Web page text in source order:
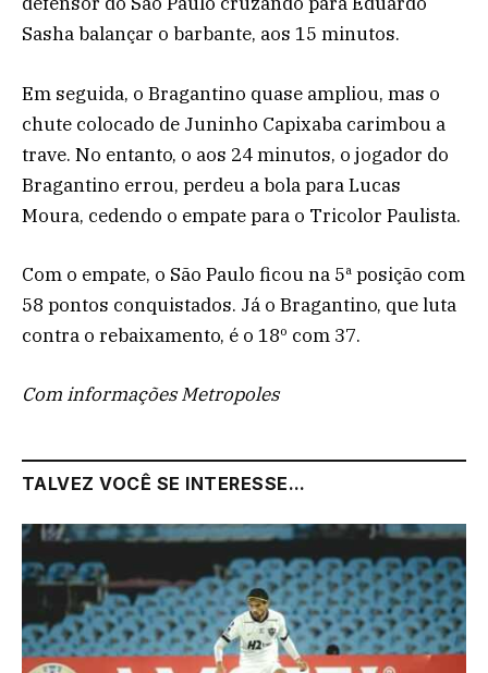
Sasha balançar o barbante, aos 15 minutos.
Em seguida, o Bragantino quase ampliou, mas o
chute colocado de Juninho Capixaba carimbou a
trave. No entanto, o aos 24 minutos, o jogador do
Bragantino errou, perdeu a bola para Lucas
Moura, cedendo o empate para o Tricolor Paulista.
Com o empate, o São Paulo ficou na 5ª posição com
58 pontos conquistados. Já o Bragantino, que luta
contra o rebaixamento, é o 18º com 37.
Com informações Metropoles
TALVEZ VOCÊ SE INTERESSE...